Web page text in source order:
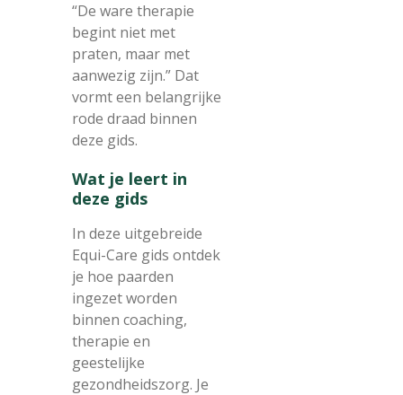
“De ware therapie
begint niet met
praten, maar met
aanwezig zijn.” Dat
vormt een belangrijke
rode draad binnen
deze gids.
Wat je leert in
deze gids
In deze uitgebreide
Equi-Care gids ontdek
je hoe paarden
ingezet worden
binnen coaching,
therapie en
geestelijke
gezondheidszorg. Je